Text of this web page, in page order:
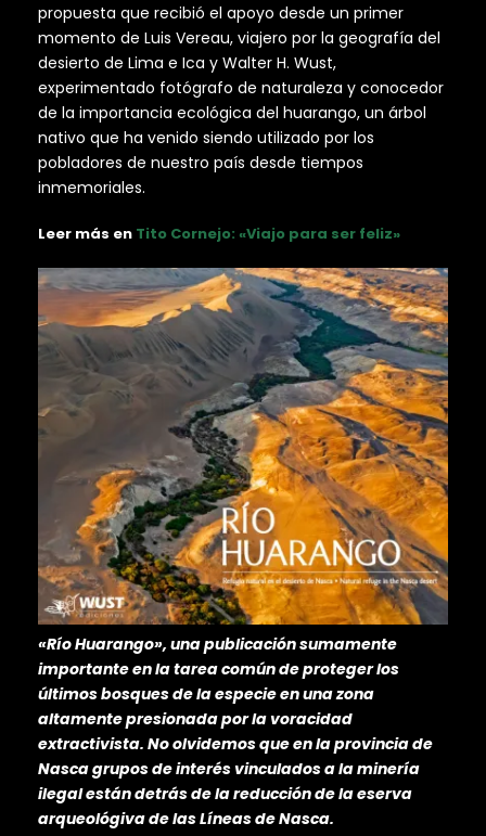
propuesta que recibió el apoyo desde un primer
momento de Luis Vereau, viajero por la geografía del
desierto de Lima e Ica y Walter H. Wust,
experimentado fotógrafo de naturaleza y conocedor
de la importancia ecológica del huarango, un árbol
nativo que ha venido siendo utilizado por los
pobladores de nuestro país desde tiempos
inmemoriales.
Leer más en Tito Cornejo: «Viajo para ser feliz»
«Río Huarango», una publicación sumamente
importante en la tarea común de proteger los
últimos bosques de la especie en una zona
altamente presionada por la voracidad
extractivista. No olvidemos que en la provincia de
Nasca grupos de interés vinculados a la minería
ilegal están detrás de la reducción de la eserva
arqueológiva de las Líneas de Nasca.